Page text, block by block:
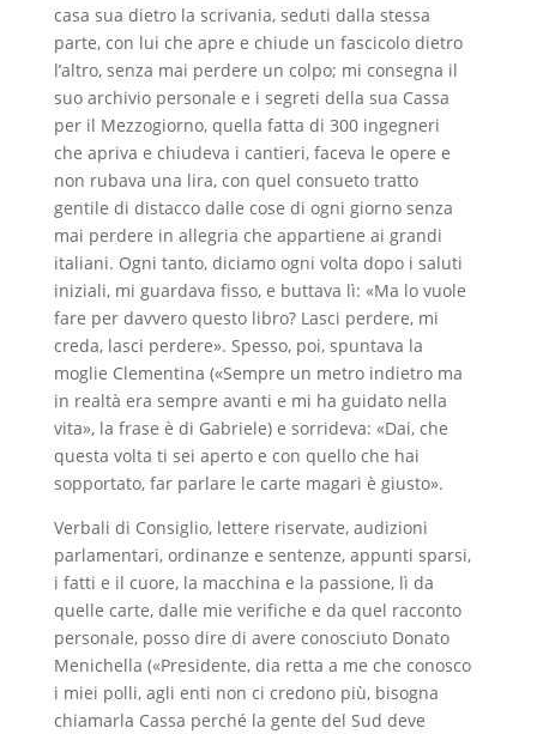
casa sua dietro la scrivania, seduti dalla stessa
parte, con lui che apre e chiude un fascicolo dietro
l’altro, senza mai perdere un colpo; mi consegna il
suo archivio personale e i segreti della sua Cassa
per il Mezzogiorno, quella fatta di 300 ingegneri
che apriva e chiudeva i cantieri, faceva le opere e
non rubava una lira, con quel consueto tratto
gentile di distacco dalle cose di ogni giorno senza
mai perdere in allegria che appartiene ai grandi
italiani. Ogni tanto, diciamo ogni volta dopo i saluti
iniziali, mi guardava fisso, e buttava lì: «Ma lo vuole
fare per davvero questo libro? Lasci perdere, mi
creda, lasci perdere». Spesso, poi, spuntava la
moglie Clementina («Sempre un metro indietro ma
in realtà era sempre avanti e mi ha guidato nella
vita», la frase è di Gabriele) e sorrideva: «Dai, che
questa volta ti sei aperto e con quello che hai
sopportato, far parlare le carte magari è giusto».
Verbali di Consiglio, lettere riservate, audizioni
parlamentari, ordinanze e sentenze, appunti sparsi,
i fatti e il cuore, la macchina e la passione, lì da
quelle carte, dalle mie verifiche e da quel racconto
personale, posso dire di avere conosciuto Donato
Menichella («Presidente, dia retta a me che conosco
i miei polli, agli enti non ci credono più, bisogna
chiamarla Cassa perché la gente del Sud deve